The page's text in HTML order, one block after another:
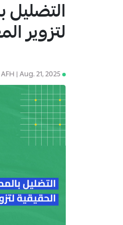
لتزوير
AFH | Aug. 21, 2025